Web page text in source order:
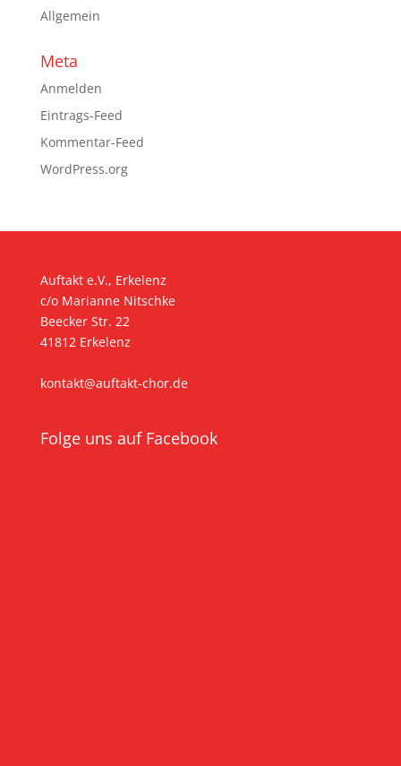
Allgemein
Meta
Anmelden
Eintrags-Feed
Kommentar-Feed
WordPress.org
Auftakt e.V., Erkelenz
c/o Marianne Nitschke
Beecker Str. 22
41812 Erkelenz
kontakt@auftakt-chor.de
Folge uns auf Facebook